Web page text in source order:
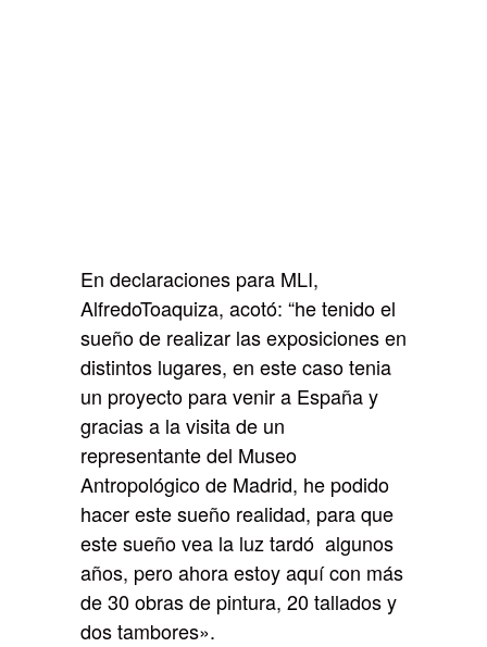
En declaraciones para MLI,
AlfredoToaquiza, acotó: “he tenido el
sueño de realizar las exposiciones en
distintos lugares, en este caso tenia
un proyecto para venir a España y
gracias a la visita de un
representante del Museo
Antropológico de Madrid, he podido
hacer este sueño realidad, para que
este sueño vea la luz tardó algunos
años, pero ahora estoy aquí con más
de 30 obras de pintura, 20 tallados y
dos tambores».